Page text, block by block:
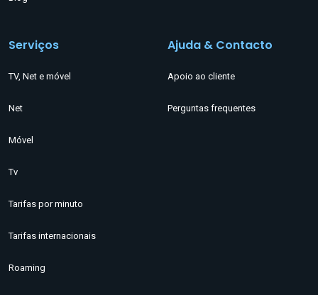
Serviços
TV, Net e móvel
Net
Móvel
Tv
Tarifas por minuto
Tarifas internacionais
Roaming
Ajuda & Contacto
Apoio ao cliente
Perguntas frequentes